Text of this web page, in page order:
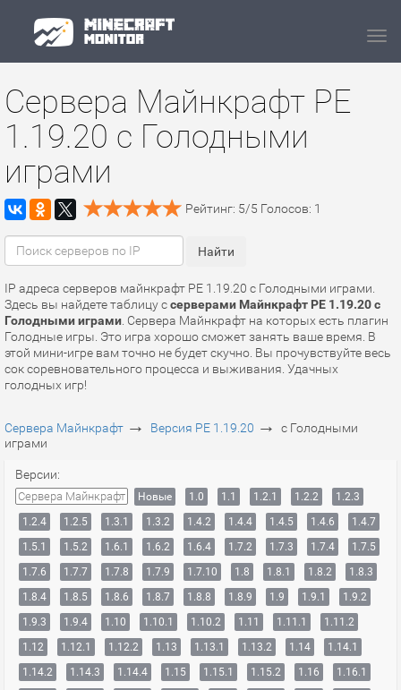
Сервера Майнкрафт PE
1.19.20 с Голодными
играми
Рейтинг: 5/5 Голосов: 1
IP адреса серверов майнкрафт PE 1.19.20 с Голодными играми.
Здесь вы найдете таблицу ссерверами Майнкрафт PE 1.19.20 с
Голодными играми . Сервера Майнкрафт на которых есть плагин
Голодные игры. Это игра хорошо сможет занять ваше время. В
этой мини-игре вам точно не будет скучно. Вы прочувствуйте весь
сок соревновательного процесса и выживания. Удачных
голодных игр!
Сервера Майнкрафт → Версия PE 1.19.20 →
с Голодными
играми
Версии:
Сервера Майнкрафт Новые 1.0 1.1 1.2.1 1.2.2
1.2.3
1.2.4
1.2.5 1.3.1 1.3.2 1.4.2 1.4.4 1.4.5 1.4.6
1.4.7
1.5.1
1.5.2 1.6.1 1.6.2 1.6.4 1.7.2 1.7.3 1.7.4
1.7.5
1.7.6
1.7.7 1.7.8 1.7.9 1.7.10 1.8 1.8.1 1.8.2
1.8.3
1.8.4
1.8.5 1.8.6 1.8.7 1.8.8 1.8.9 1.9 1.9.1
1.9.2
1.9.3
1.9.4 1.10 1.10.1 1.10.2 1.11 1.11.1
1.11.2
1.12
1.12.1 1.12.2 1.13 1.13.1 1.13.2 1.14
1.14.1
1.14.2
1.14.3 1.14.4 1.15 1.15.1 1.15.2 1.16
1.16.1